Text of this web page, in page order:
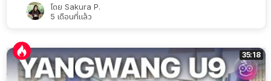
โดย Sakura P.
5 เดือนที่แล้ว
35:18